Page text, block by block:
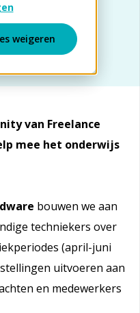
weigeren
van Freelance
mee het onderwijs
bouwen we aan
techniekers over
(april-juni
uitvoeren aan
en medewerkers